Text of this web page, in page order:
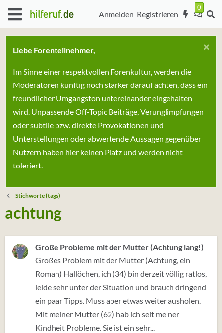
Anmelden Registrieren
Liebe Forenteilnehmer,
Im Sinne einer respektvollen Forenkultur, werden die
Moderatoren künftig noch stärker darauf achten, dass ein
freundlicher Umgangston untereinander eingehalten
wird. Unpassende Off-Topic Beiträge, Verunglimpfungen
oder subtile bzw. direkte Provokationen und
Unterstellungen oder abwertende Aussagen gegenüber
Nutzern haben hier keinen Platz und werden nicht
toleriert.
Stichworte (tags)
achtung
Große Probleme mit der Mutter (Achtung lang!)
Großes Problem mit der Mutter (Achtung, ein
Roman) Hallöchen, ich (34) bin derzeit völlig ratlos,
leide sehr unter der Situation und brauch dringend
ein paar Tipps. Muss aber etwas weiter ausholen.
Mit meiner Mutter (62) hab ich seit meiner
Kindheit Probleme. Sie ist ein sehr...